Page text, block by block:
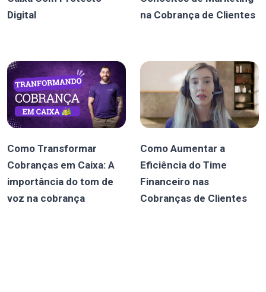
Digital
na Cobrança de Clientes
Como Transformar
Cobranças em Caixa: A
importância do tom de
voz na cobrança
Como Aumentar a
Eficiência do Time
Financeiro nas
Cobranças de Clientes